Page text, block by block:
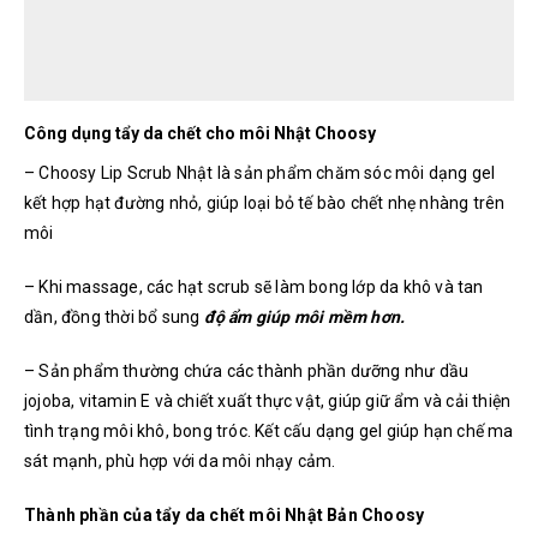
Công dụng tẩy da chết cho môi Nhật Choosy
– Choosy Lip Scrub Nhật là sản phẩm chăm sóc môi dạng gel
kết hợp hạt đường nhỏ, giúp loại bỏ tế bào chết nhẹ nhàng trên
môi
– Khi massage, các hạt scrub sẽ làm bong lớp da khô và tan
dần, đồng thời bổ sung độ ẩm giúp môi mềm hơn.
– Sản phẩm thường chứa các thành phần dưỡng như dầu
jojoba, vitamin E và chiết xuất thực vật, giúp giữ ẩm và cải thiện
tình trạng môi khô, bong tróc. Kết cấu dạng gel giúp hạn chế ma
sát mạnh, phù hợp với da môi nhạy cảm.
Thành phần của tẩy da chết môi Nhật Bản Choosy